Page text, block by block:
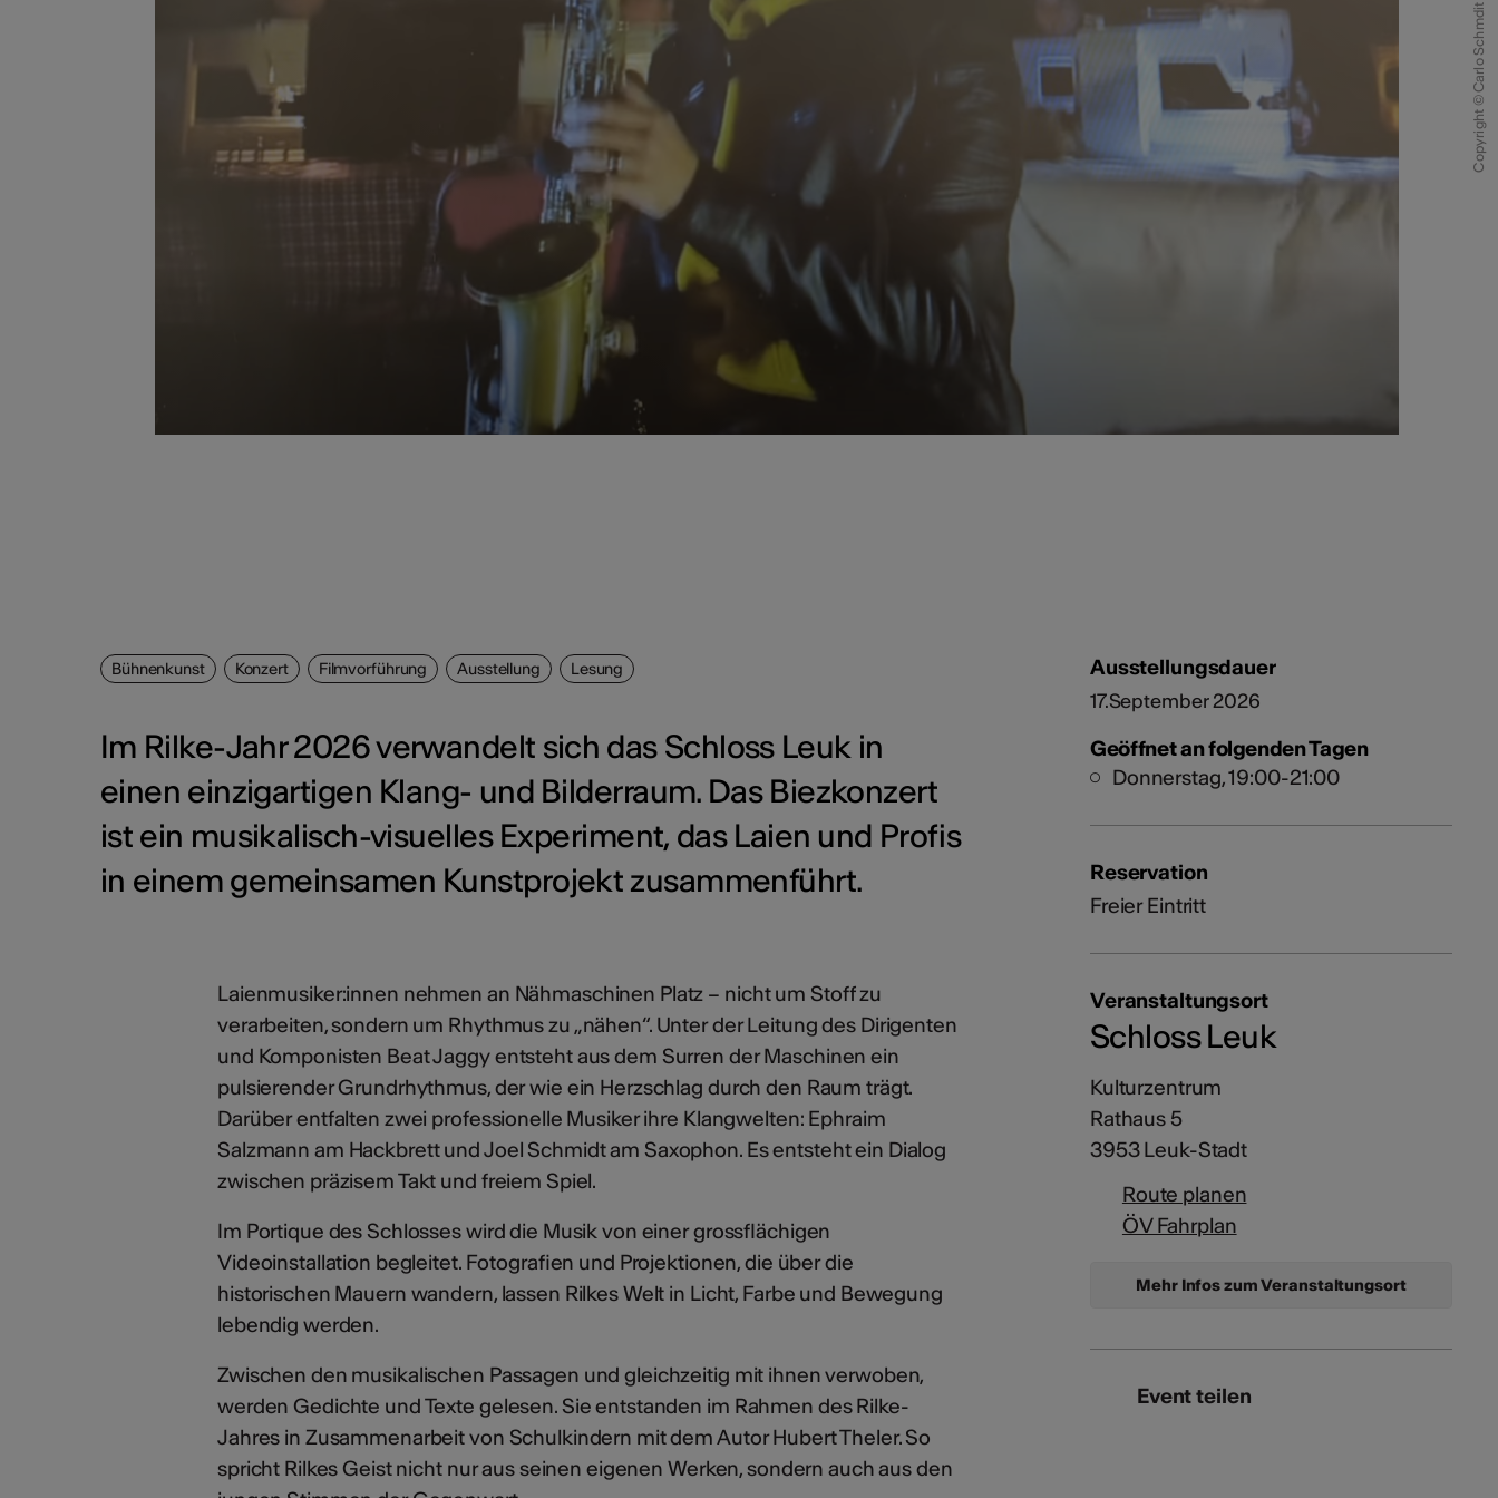
Copyright © Carlo Schmdit
Bühnenkunst Konzert Filmvorführung Ausstellung Lesung
Im Rilke-Jahr 2026 verwandelt sich das Schloss Leuk in
einen einzigartigen Klang- und Bilderraum. Das Biezkonzert
ist ein musikalisch-visuelles Experiment, das Laien und Profis
in einem gemeinsamen Kunstprojekt zusammenführt.
Laienmusiker:innen nehmen an Nähmaschinen Platz – nicht um Stoff zu
verarbeiten, sondern um Rhythmus zu „nähen“. Unter der Leitung des Dirigenten
und Komponisten Beat Jaggy entsteht aus dem Surren der Maschinen ein
pulsierender Grundrhythmus, der wie ein Herzschlag durch den Raum trägt.
Darüber entfalten zwei professionelle Musiker ihre Klangwelten: Ephraim
Salzmann am Hackbrett und Joel Schmidt am Saxophon. Es entsteht ein Dialog
zwischen präzisem Takt und freiem Spiel.
Im Portique des Schlosses wird die Musik von einer grossflächigen
Videoinstallation begleitet. Fotografien und Projektionen, die über die
historischen Mauern wandern, lassen Rilkes Welt in Licht, Farbe und Bewegung
lebendig werden.
Zwischen den musikalischen Passagen und gleichzeitig mit ihnen verwoben,
werden Gedichte und Texte gelesen. Sie entstanden im Rahmen des Rilke-
Jahres in Zusammenarbeit von Schulkindern mit dem Autor Hubert Theler. So
spricht Rilkes Geist nicht nur aus seinen eigenen Werken, sondern auch aus den
Ausstellungsdauer
17.September 2026
Geöffnet an folgenden Tagen
Donnerstag, 19:00-21:00
Reservation
Freier Eintritt
Veranstaltungsort
Schloss Leuk
Kulturzentrum
Rathaus 5
3953 Leuk-Stadt
Route planen
ÖV Fahrplan
Mehr Infos zum Veranstaltungsort
Event teilen